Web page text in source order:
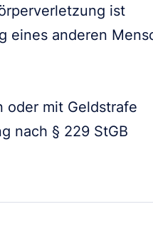
ist
eines anderen
oder mit Geldstrafe
nach § 229 StGB